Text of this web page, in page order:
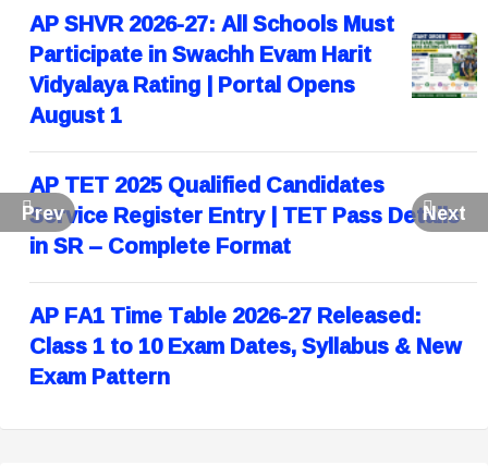
Prev Next
AP SHVR 2026-27: All Schools Must
Participate in Swachh Evam Harit
Vidyalaya Rating | Portal Opens
August 1
AP TET 2025 Qualified Candidates
Service Register Entry | TET Pass Details
in SR – Complete Format
AP FA1 Time Table 2026-27 Released:
Class 1 to 10 Exam Dates, Syllabus & New
Exam Pattern